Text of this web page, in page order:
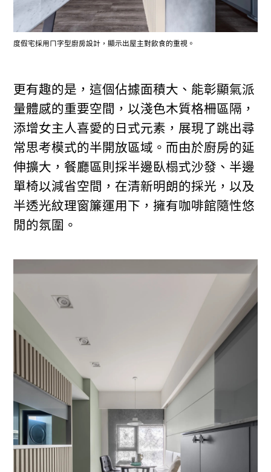
度假宅採用ㄇ字型廚房設計，顯示出屋主對飲食的重視。
更有趣的是，這個佔據面積大、能彰顯氣派
量體感的重要空間，以淺色木質格柵區隔，
添增女主人喜愛的日式元素，展現了跳出尋
常思考模式的半開放區域。而由於廚房的延
伸擴大，餐廳區則採半邊臥榻式沙發、半邊
單椅以減省空間，在清新明朗的採光，以及
半透光紋理窗簾運用下，擁有咖啡館隨性悠
閒的氛圍。